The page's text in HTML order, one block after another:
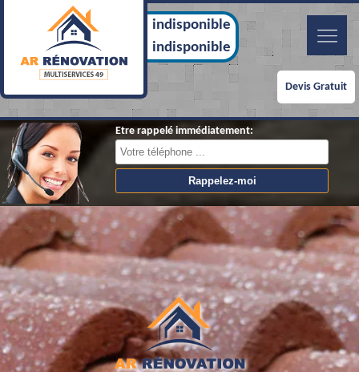
indisponible
indisponible
Devis Gratuit
Etre rappelé immédiatement: